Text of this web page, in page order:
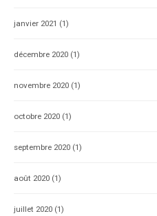
janvier 2021 (1)
décembre 2020 (1)
novembre 2020 (1)
octobre 2020 (1)
septembre 2020 (1)
août 2020 (1)
juillet 2020 (1)